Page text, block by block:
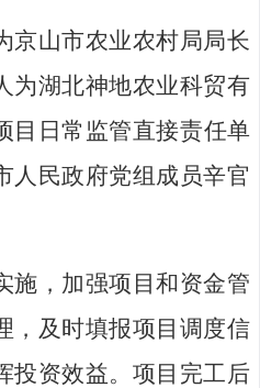
京山市农业农村局局长
为湖北神地农业科贸有
目日常监管直接责任单
人民政府党组成员辛官
施，加强项目和资金管
，及时填报项目调度信
投资效益。项目完工后